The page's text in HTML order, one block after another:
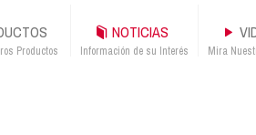
Productos
NOTICIAS
Información de su Interés Mira